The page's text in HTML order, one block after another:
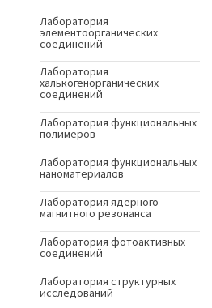
Лаборатория
элементоорганических
соединений
Лаборатория
халькогенорганических
соединений
Лаборатория функциональных
полимеров
Лаборатория функциональных
наноматериалов
Лаборатория ядерного
магнитного резонанса
Лаборатория фотоактивных
соединений
Лаборатория структурных
исследований